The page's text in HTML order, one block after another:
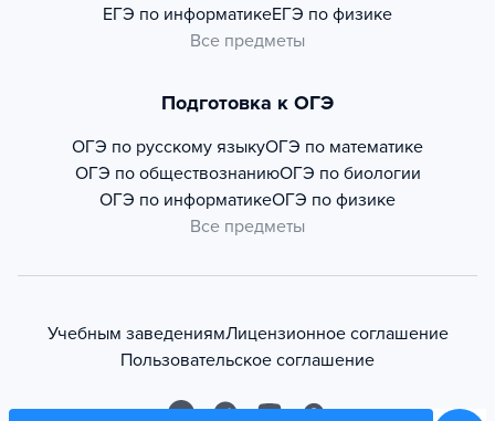
ЕГЭ по информатикеЕГЭ по физике
Все предметы
Подготовка к ОГЭ
ОГЭ по русскому языкуОГЭ по математике
ОГЭ по обществознаниюОГЭ по биологии
ОГЭ по информатикеОГЭ по физике
Все предметы
Учебным заведениямЛицензионное соглашение
Пользовательское соглашение